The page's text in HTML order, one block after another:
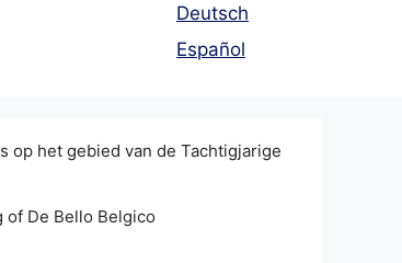
Deutsch
Español
op het gebied van de Tachtigjarige
of De Bello Belgico